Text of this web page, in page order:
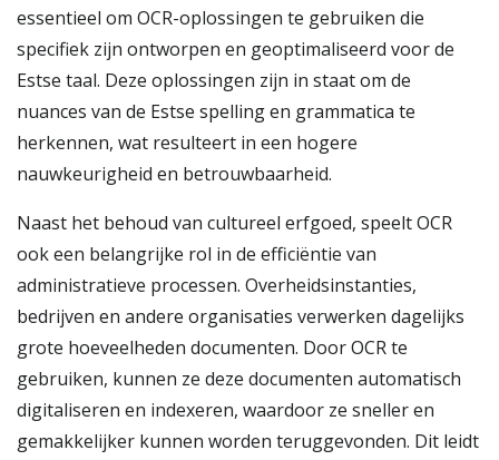
essentieel om OCR-oplossingen te gebruiken die
specifiek zijn ontworpen en geoptimaliseerd voor de
Estse taal. Deze oplossingen zijn in staat om de
nuances van de Estse spelling en grammatica te
herkennen, wat resulteert in een hogere
nauwkeurigheid en betrouwbaarheid.
Naast het behoud van cultureel erfgoed, speelt OCR
ook een belangrijke rol in de efficiëntie van
administratieve processen. Overheidsinstanties,
bedrijven en andere organisaties verwerken dagelijks
grote hoeveelheden documenten. Door OCR te
gebruiken, kunnen ze deze documenten automatisch
digitaliseren en indexeren, waardoor ze sneller en
gemakkelijker kunnen worden teruggevonden. Dit leidt